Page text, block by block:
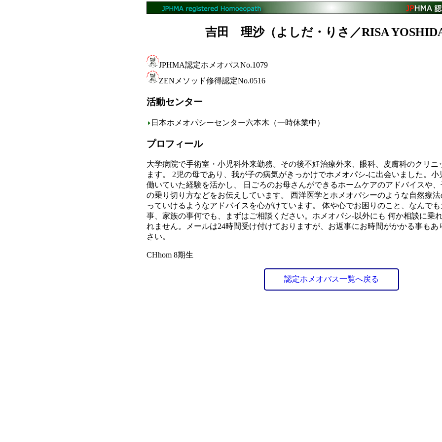
吉田 理沙（よしだ・りさ／RISA YOSHIDA
JPHMA認定ホメオパスNo.1079
ZENメソッド修得認定No.0516
活動センター
日本ホメオパシーセンター六本木（一時休業中）
プロフィール
大学病院で手術室・小児科外来勤務。その後不妊治療外来、眼科、皮膚科のクリニ
ます。 2児の母であり、我が子の病気がきっかけでホメオパシ-に出会いました。小
働いていた経験を活かし、 日ごろのお母さんができるホームケアのアドバイスや
の乗り切り方などをお伝えしています。 西洋医学とホメオパシーのような自然療
っていけるようなアドバイスを心がけています。 体や心でお困りのこと、なんで
事、家族の事何でも、まずはご相談ください。ホメオパシ-以外にも 何か相談に乗
れません。メールは24時間受け付けておりますが、お返事にお時間がかかる事もあ
さい。
CHhom 8期生
認定ホメオパス一覧へ戻る